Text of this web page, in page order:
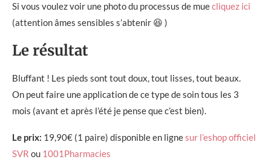
Si vous voulez voir une photo du processus de muecliquez ici
(attention âmes sensibles s’abtenir 😆 )
Le résultat
Bluffant ! Les pieds sont tout doux, tout lisses, tout beaux.
On peut faire une application de ce type de soin tous les 3
mois (avant et après l’été je pense que c’est bien).
Le prix: 19,90€ (1 paire) disponible en lignesur l’eshop officiel
SVR ou 1001Pharmacies